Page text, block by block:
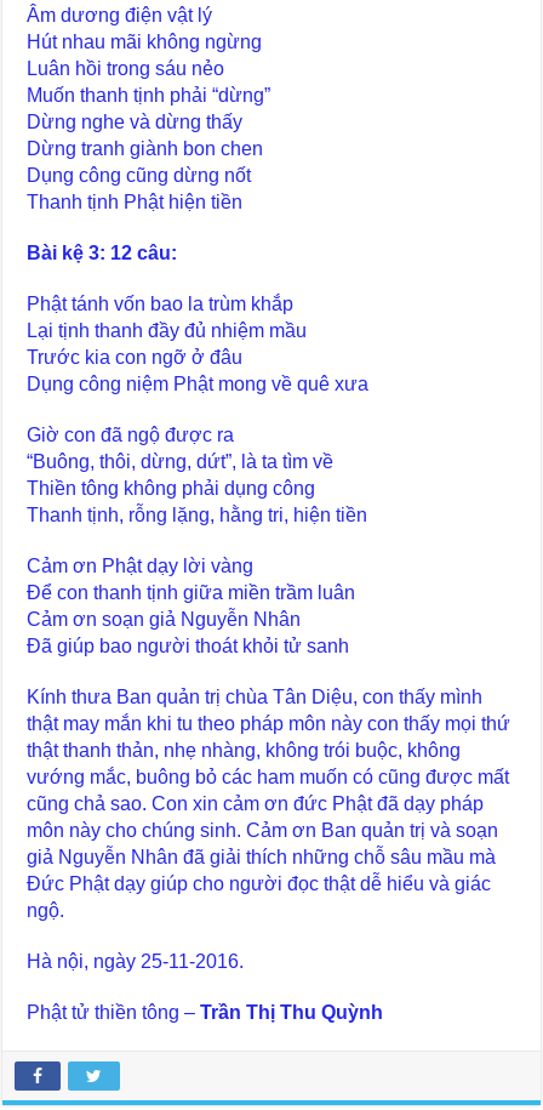
Âm dương điện vật lý
Hút nhau mãi không ngừng
Luân hồi trong sáu nẻo
Muốn thanh tịnh phải “dừng”
Dừng nghe và dừng thấy
Dừng tranh giành bon chen
Dụng công cũng dừng nốt
Thanh tịnh Phật hiện tiền
Bài kệ 3: 12 câu:
Phật tánh vốn bao la trùm khắp
Lại tịnh thanh đầy đủ nhiệm mầu
Trước kia con ngỡ ở đâu
Dụng công niệm Phật mong về quê xưa
Giờ con đã ngộ được ra
“Buông, thôi, dừng, dứt”, là ta tìm về
Thiền tông không phải dụng công
Thanh tịnh, rỗng lặng, hằng tri, hiện tiền
Cảm ơn Phật dạy lời vàng
Để con thanh tịnh giữa miền trầm luân
Cảm ơn soạn giả Nguyễn Nhân
Đã giúp bao người thoát khỏi tử sanh
Kính thưa Ban quản trị chùa Tân Diệu, con thấy mình
thật may mắn khi tu theo pháp môn này con thấy mọi thứ
thật thanh thản, nhẹ nhàng, không trói buộc, không
vướng mắc, buông bỏ các ham muốn có cũng được mất
cũng chả sao. Con xin cảm ơn đức Phật đã dạy pháp
môn này cho chúng sinh. Cảm ơn Ban quản trị và soạn
giả Nguyễn Nhân đã giải thích những chỗ sâu mầu mà
Đức Phật dạy giúp cho người đọc thật dễ hiểu và giác
ngộ.
Hà nội, ngày 25-11-2016.
Phật tử thiền tông –Trần Thị Thu Quỳnh